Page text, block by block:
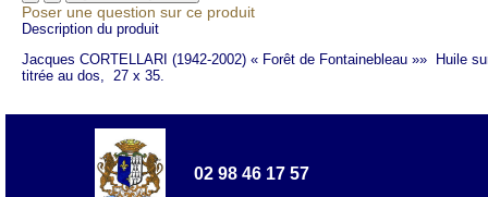
Poser une question sur ce produit
Description du produit
Jacques CORTELLARI (1942-2002) « Forêt de Fontainebleau »» Huile
titrée au dos, 27 x 35.
02 98 46 17 57